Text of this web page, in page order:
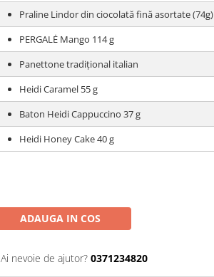
Praline Lindor din ciocolată fină asortate (74g)
PERGALĖ Mango 114 g
Panettone tradițional italian
Heidi Caramel 55 g
Baton Heidi Cappuccino 37 g
Heidi Honey Cake 40 g
ADAUGA IN COS
Ai nevoie de ajutor? 0371234820